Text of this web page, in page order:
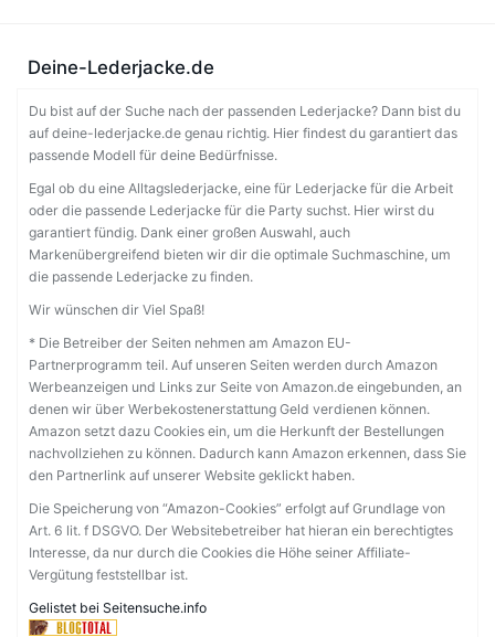
Deine-Lederjacke.de
Du bist auf der Suche nach der passenden Lederjacke? Dann bist du
auf deine-lederjacke.de genau richtig. Hier findest du garantiert das
passende Modell für deine Bedürfnisse.
Egal ob du eine Alltagslederjacke, eine für Lederjacke für die Arbeit
oder die passende Lederjacke für die Party suchst. Hier wirst du
garantiert fündig. Dank einer großen Auswahl, auch
Markenübergreifend bieten wir dir die optimale Suchmaschine, um
die passende Lederjacke zu finden.
Wir wünschen dir Viel Spaß!
* Die Betreiber der Seiten nehmen am Amazon EU-
Partnerprogramm teil. Auf unseren Seiten werden durch Amazon
Werbeanzeigen und Links zur Seite von Amazon.de eingebunden, an
denen wir über Werbekostenerstattung Geld verdienen können.
Amazon setzt dazu Cookies ein, um die Herkunft der Bestellungen
nachvollziehen zu können. Dadurch kann Amazon erkennen, dass Sie
den Partnerlink auf unserer Website geklickt haben.
Die Speicherung von “Amazon-Cookies” erfolgt auf Grundlage von
Art. 6 lit. f DSGVO. Der Websitebetreiber hat hieran ein berechtigtes
Interesse, da nur durch die Cookies die Höhe seiner Affiliate-
Vergütung feststellbar ist.
Gelistet bei Seitensuche.info